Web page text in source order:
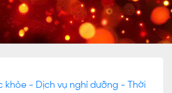
khỏe - Dịch vụ nghỉ dưỡng - Thời